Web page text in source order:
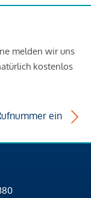
melden wir uns
kostenlos
ein